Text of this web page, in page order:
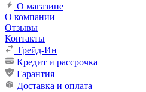
О магазине
О компании
Отзывы
Контакты
Трейд-Ин
Кредит и рассрочка
Гарантия
Доставка и оплата